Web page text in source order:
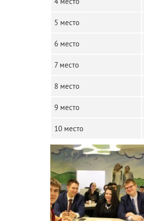
5 место
6 место
7 место
8 место
9 место
10 место